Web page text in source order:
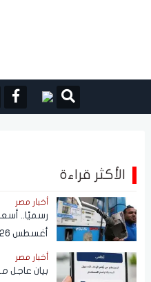
الأكثر قراءة
أخبار مصر
أغسطس 2026
أخبار مصر
بيان عاجل